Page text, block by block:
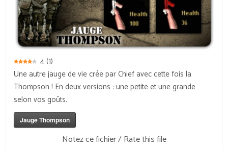
4(1)
Une autre jauge de vie crée par Chief avec cette fois la
Thompson ! En deux versions : une petite et une grande
selon vos goûts.
Jauge Thompson
Notez ce fichier / Rate this file